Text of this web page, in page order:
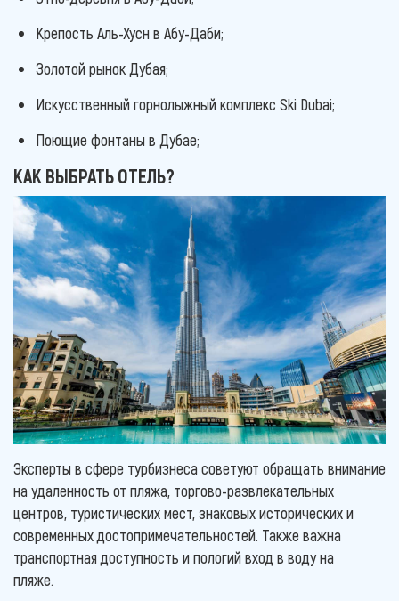
Крепость Аль-Хусн в Абу-Даби;
Золотой рынок Дубая;
Искусственный горнолыжный комплекс Ski Dubai;
Поющие фонтаны в Дубае;
КАК ВЫБРАТЬ ОТЕЛЬ?
Эксперты в сфере турбизнеса советуют обращать внимание
на удаленность от пляжа, торгово-развлекательных
центров, туристических мест, знаковых исторических и
современных достопримечательностей. Также важна
транспортная доступность и пологий вход в воду на
пляже.